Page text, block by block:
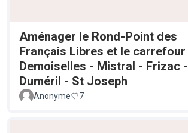
Aménager le Rond-Point des
Français Libres et le carrefour
Demoiselles - Mistral - Frizac -
Duméril - St Joseph
Anonyme 7